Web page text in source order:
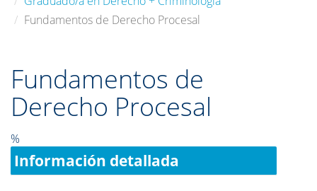
Fundamentos de Derecho Procesal
Fundamentos de
Derecho Procesal
%
Información detallada